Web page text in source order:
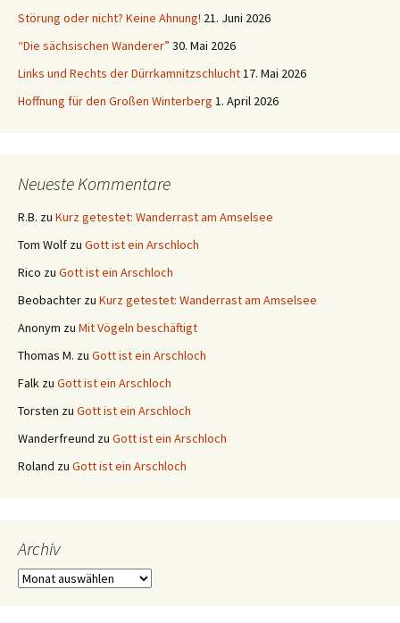
Störung oder nicht? Keine Ahnung! 21. Juni 2026
“Die sächsischen Wanderer” 30. Mai 2026
Links und Rechts der Dürrkamnitzschlucht17. Mai 2026
Hoffnung für den Großen Winterberg 1. April 2026
Neueste Kommentare
R.B. zu Kurz getestet: Wanderrast am Amselsee
Tom Wolf zu Gott ist ein Arschloch
Rico zu Gott ist ein Arschloch
Beobachter zu Kurz getestet: Wanderrast am Amselsee
Anonym zu Mit Vögeln beschäftigt
Thomas M. zu Gott ist ein Arschloch
Falk zu Gott ist ein Arschloch
Torsten zu Gott ist ein Arschloch
Wanderfreund zu Gott ist ein Arschloch
Roland zu Gott ist ein Arschloch
Archiv
Archiv